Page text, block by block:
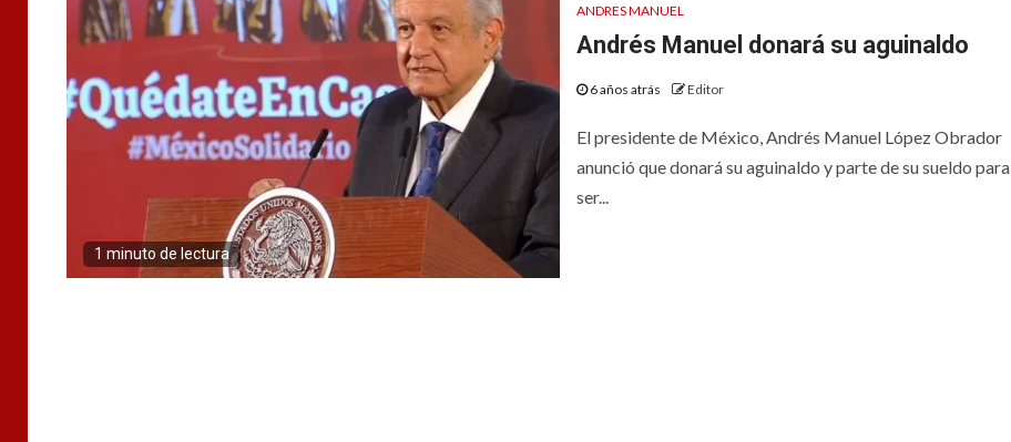
1 minuto de lectura
ANDRES MANUEL
Andrés Manuel donará su aguinaldo
6 años atrás Editor
El presidente de México, Andrés Manuel López Obrador
anunció que donará su aguinaldo y parte de su sueldo para
ser...